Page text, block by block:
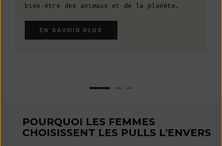
bien-être des animaux et de la planète.
EN SAVOIR PLUS
POURQUOI LES FEMMES
CHOISISSENT LES PULLS L'ENVERS